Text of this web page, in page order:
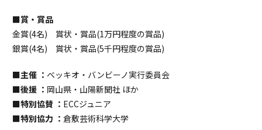
■賞・賞品
金賞(4名) 賞状・賞品(1万円程度の賞品)
銀賞(4名) 賞状・賞品(5千円程度の賞品)
■主催 ： ベッキオ・バンビーノ実行委員会
■後援 ： 岡山県・山陽新聞社 ほか
■特別協賛 ： ECCジュニア
■特別協力 ： 倉敷芸術科学大学